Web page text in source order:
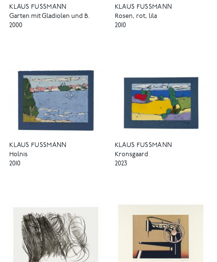
KLAUS FUSSMANN
Garten mit Gladiolen und B.
2000
KLAUS FUSSMANN
Rosen, rot, lila
2010
KLAUS FUSSMANN
Holnis
2010
KLAUS FUSSMANN
Kronsgaard
2023